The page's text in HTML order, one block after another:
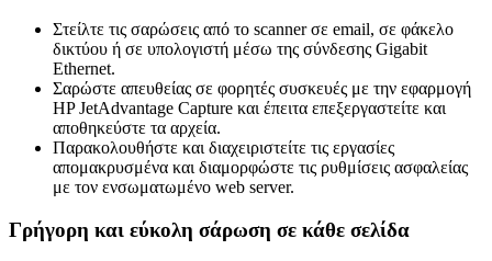
Στείλτε τις σαρώσεις από το scanner σε email, σε φάκελο
δικτύου ή σε υπολογιστή μέσω της σύνδεσης Gigabit
Ethernet.
Σαρώστε απευθείας σε φορητές συσκευές με την εφαρμογή
HP JetAdvantage Capture και έπειτα επεξεργαστείτε και
αποθηκεύστε τα αρχεία.
Παρακολουθήστε και διαχειριστείτε τις εργασίες
απομακρυσμένα και διαμορφώστε τις ρυθμίσεις ασφαλείας
με τον ενσωματωμένο web server.
Γρήγορη και εύκολη σάρωση σε κάθε σελίδα